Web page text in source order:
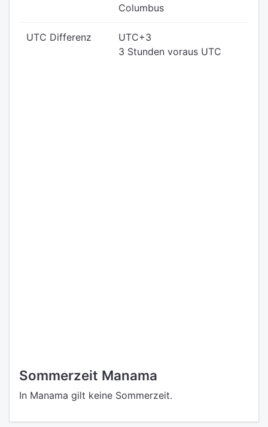
Columbus
UTC Differenz
UTC+3
3 Stunden voraus UTC
Sommerzeit Manama
In Manama gilt keine Sommerzeit.